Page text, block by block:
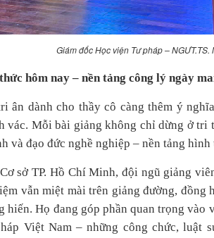
Giám đốc Học viện Tư pháp –
hôm nay – nền tảng công lý ngày
ân dành cho thầy cô càng thêm ý
vác. Mỗi bài giảng không chỉ dừng ở tri
và đạo đức nghề nghiệp – nền tảng
sở TP. Hồ Chí Minh, đội ngũ giảng
vẫn miệt mài trên giảng đường, đồng
hiến. Họ đang góp phần quan trọng
Việt Nam – những công chức, luật